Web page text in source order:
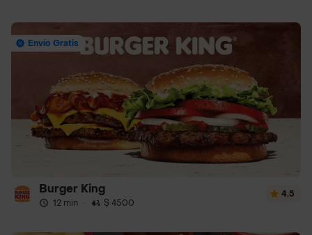
Envío Gratis
Burger King
12 min · $ 4500
4.5